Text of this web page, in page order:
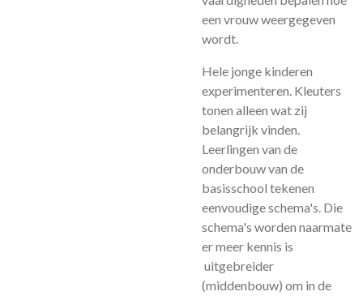
een vrouw weergegeven
wordt.
Hele jonge kinderen
experimenteren. Kleuters
tonen alleen wat zij
belangrijk vinden.
Leerlingen van de
onderbouw van de
basisschool tekenen
eenvoudige schema's. Die
schema's worden naarmate
er meer kennis is
uitgebreider
(middenbouw) om in de